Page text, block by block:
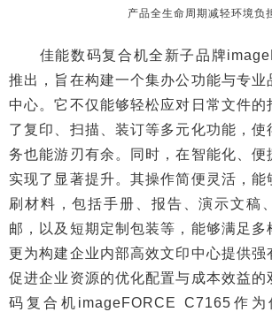
产品全生命周期减轻环境负
佳能数码复合机全新子品牌
推出，旨在构建一个集办公功能与专业
中心。它不仅能够轻松应对日常文件的
了复印、扫描、装订等多元化功能，使
务也能游刃有余。同时，在智能化、便
实现了显著提升。其操作简便灵活，能
刷材料，包括手册、报告、演示文稿
邮，以及短期定制包装等，能够满足多
更为构建企业内部高效文印中心提供强
促进企业资源的优化配置与成本效益的
码复合机imageFORCE C7165作